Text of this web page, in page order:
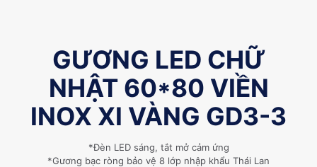
GƯƠNG LED CHỮ
NHẬT 60*80 VIỀN
INOX XI VÀNG GD3-3
*Đèn LED sáng, tắt mở cảm ứng
*Gương bạc ròng bảo vệ 8 lớp nhập khẩu Thái Lan